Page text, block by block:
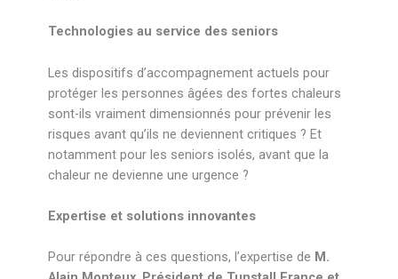
Technologies au service des seniors
Les dispositifs d’accompagnement actuels pour
protéger les personnes âgées des fortes chaleurs
sont-ils vraiment dimensionnés pour prévenir les
risques avant qu’ils ne deviennent critiques ? Et
notamment pour les seniors isolés, avant que la
chaleur ne devienne une urgence ?
Expertise et solutions innovantes
Pour répondre à ces questions, l’expertise de M.